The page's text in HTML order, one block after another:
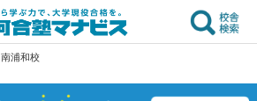
南浦和校